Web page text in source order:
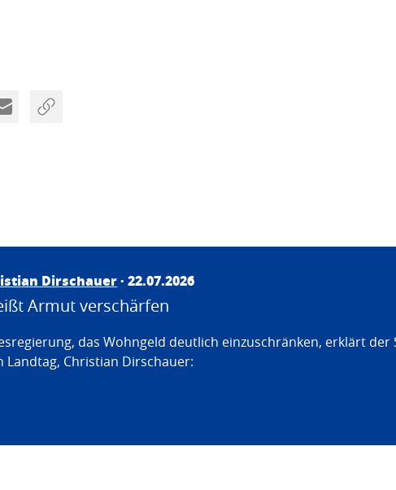
Dirschauer· 22.07.2026
Armut verschärfen
das Wohngeld deutlich einzuschränken, erklärt der
Landtag, Christian Dirschauer: